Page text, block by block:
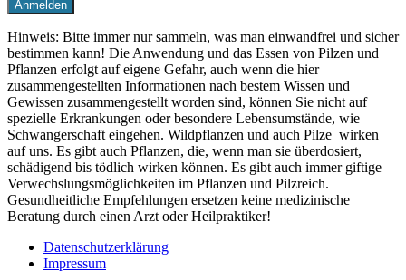
Hinweis: Bitte immer nur sammeln, was man einwandfrei und sicher
bestimmen kann! Die Anwendung und das Essen von Pilzen und
Pflanzen erfolgt auf eigene Gefahr, auch wenn die hier
zusammengestellten Informationen nach bestem Wissen und
Gewissen zusammengestellt worden sind, können Sie nicht auf
spezielle Erkrankungen oder besondere Lebensumstände, wie
Schwangerschaft eingehen. Wildpflanzen und auch Pilze wirken
auf uns. Es gibt auch Pflanzen, die, wenn man sie überdosiert,
schädigend bis tödlich wirken können. Es gibt auch immer giftige
Verwechslungsmöglichkeiten im Pflanzen und Pilzreich.
Gesundheitliche Empfehlungen ersetzen keine medizinische
Beratung durch einen Arzt oder Heilpraktiker!
Datenschutzerklärung
Impressum